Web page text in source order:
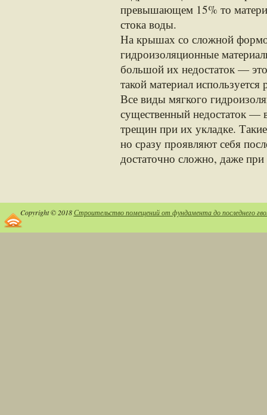
превышающем 15% то
стока воды.
На крышах со сложной
гидроизоляционные
большой их недостаток —
такой материал используется
Все виды мягкого
существенный недостаток —
трещин при их укладке.
но сразу проявляют себя
достаточно сложно, даже
Copyright © 2018Строительство помещений от фундамента до последнего